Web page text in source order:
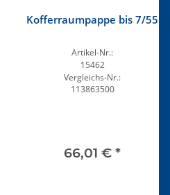
Kofferraumpappe bis 7/55
Artikel-Nr.:
15462
Vergleichs-Nr.:
113863500
66,01 € *